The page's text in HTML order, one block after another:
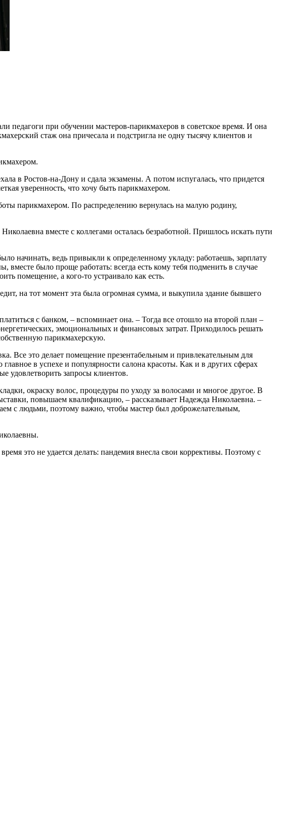
педагоги при обучении мастеров-парикмахеров в советское время. И она
стаж она причесала и подстригла не одну тысячу клиентов и
в Ростов-на-Дону и сдала экзамены. А потом испугалась, что придется
уверенность, что хочу быть парикмахером.
парикмахером. По распределению вернулась на малую родину,
вместе с коллегами осталась безработной. Пришлось искать пути
начинать, ведь привыкли к определенному укладу: работаешь, зарплату
было проще работать: всегда есть кому тебя подменить в случае
помещение, а кого-то устраивало как есть.
на тот момент эта была огромная сумма, и выкупила здание бывшего
с банком, – вспоминает она. – Тогда все отошло на второй план –
эмоциональных и финансовых затрат. Приходилось решать
парикмахерскую.
Все это делает помещение презентабельным и привлекательным для
в успехе и популярности салона красоты. Как и в других сферах
удовлетворить запросы клиентов.
окраску волос, процедуры по уходу за волосами и многое другое. В
повышаем квалификацию, – рассказывает Надежда Николаевна. –
с людьми, поэтому важно, чтобы мастер был доброжелательным,
это не удается делать: пандемия внесла свои коррективы. Поэтому с